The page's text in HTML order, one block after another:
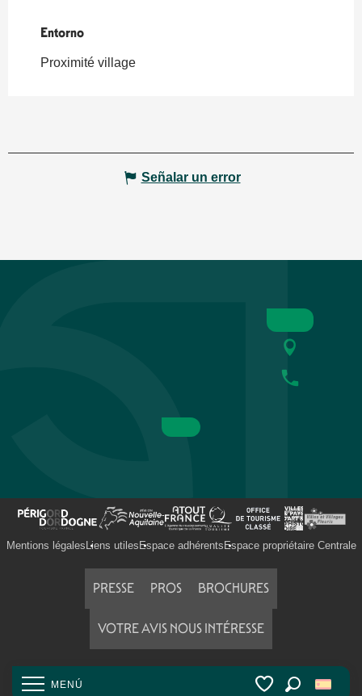
MENÚ
Entorno
Entorno
Proximité village
Señalar un error
Mentions légales Liens utiles Espace adhérents Espace propriétaire Centrale
PRESSE PROS BROCHURES
VOTRE AVIS NOUS INTÉRESSE